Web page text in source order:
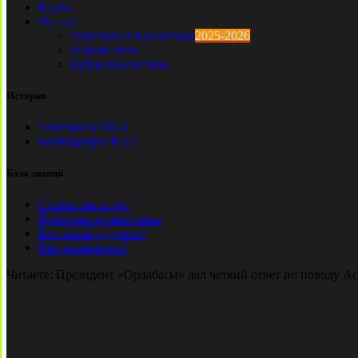
Клубы
Футзал
Чемпионат Казахстана2025-2026
Первая лига
Кубок Казахстана
История
Чемпионы КПЛ
Бомбардиры КПЛ
База знаний
Ставки на спорт
Причины и симптомы
Кто такой лудоман?
Как избавиться?
Читаете: Президент «Ордабасы» дал четкий ответ по поводу